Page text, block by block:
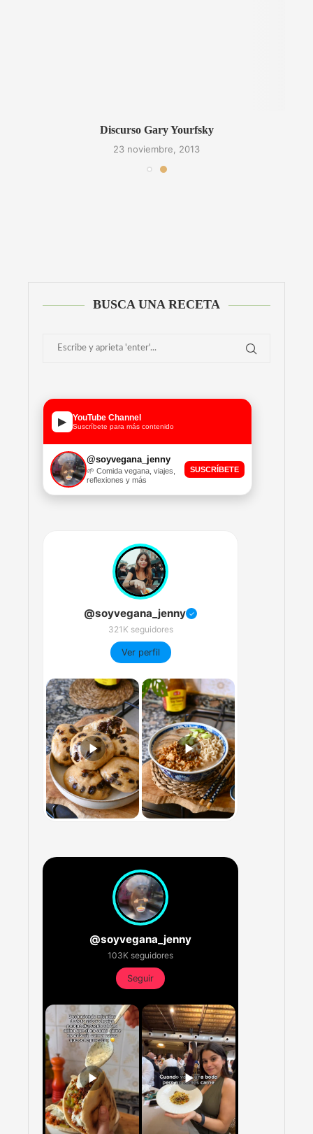
Discurso Gary Yourfsky
23 noviembre, 2013
BUSCA UNA RECETA
▶ YouTube Channel
Suscríbete para más contenido
@soyvegana_jenny
🌱 Comida vegana, viajes,
reflexiones y más
SUSCRÍBETE
@soyvegana_jenny ✓
321K seguidores
Ver perfil
@soyvegana_jenny
103K seguidores
Seguir